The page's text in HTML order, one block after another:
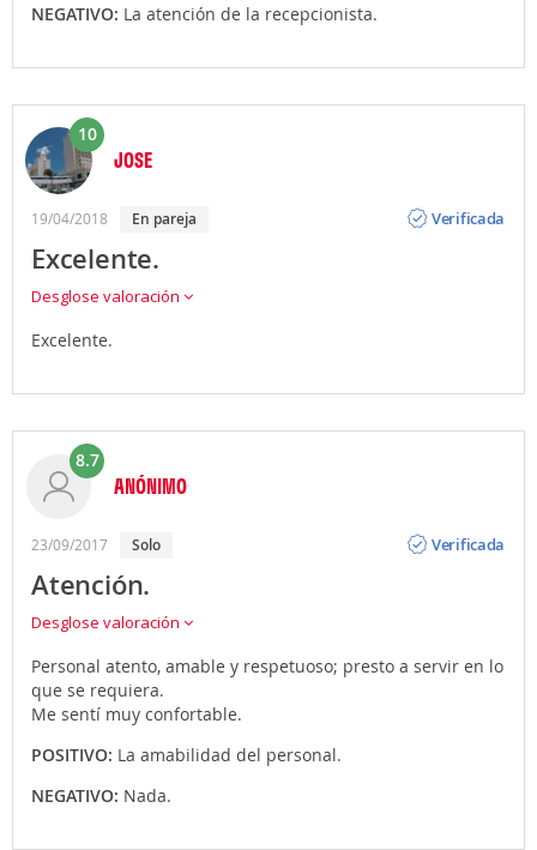
NEGATIVO: La atención de la recepcionista.
10
JOSE
19/04/2018 en pareja
Verificada
Excelente.
Desglose valoración
Excelente.
8.7
ANÓNIMO
23/09/2017 solo
Verificada
Atención.
Desglose valoración
Personal atento, amable y respetuoso; presto a servir en lo
que se requiera.
Me sentí muy confortable.
POSITIVO: La amabilidad del personal.
NEGATIVO: Nada.